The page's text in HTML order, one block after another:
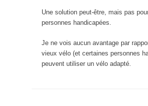
Une solution peut-être, mais pas
personnes handicapées.
Je ne vois aucun avantage par
vieux vélo (et certaines personnes
peuvent utiliser un vélo adapté.